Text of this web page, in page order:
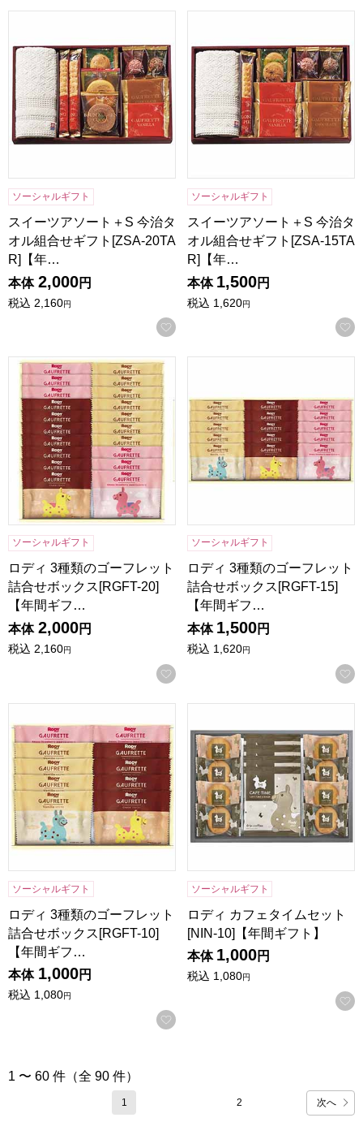
ソーシャルギフト
スイーツアソート＋S 今治タ
オル組合せギフト[ZSA-20TA
R]【年…
本体 2,000円
税込 2,160円
お気に入りに登録する
ソーシャルギフト
スイーツアソート＋S 今治タ
オル組合せギフト[ZSA-15TA
R]【年…
本体 1,500円
税込 1,620円
ロディ 3種類のゴーフレット詰合せボックス[RGFT-20]【年
ソーシャルギフト
ロディ 3種類のゴーフレット
詰合せボックス[RGFT-20]
【年間ギフ…
本体 2,000円
税込 2,160円
お気に入りに登録する
ソーシャルギフト
ロディ 3種類のゴーフレット
詰合せボックス[RGFT-15]
【年間ギフ…
本体 1,500円
税込 1,620円
ソーシャルギフト
ロディ 3種類のゴーフレット
詰合せボックス[RGFT-10]
【年間ギフ…
本体 1,000円
税込 1,080円
お気に入りに登録する
ソーシャルギフト
ロディ カフェタイムセット
[NIN-10]【年間ギフト】
本体 1,000円
税込 1,080円
1 〜 60 件（全 90 件）
1 2 次へ